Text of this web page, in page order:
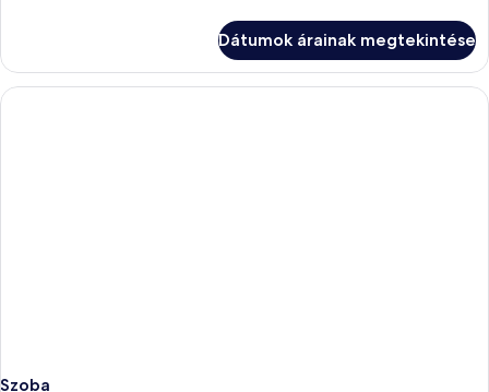
Dátumok árainak megtekintése
Szoba